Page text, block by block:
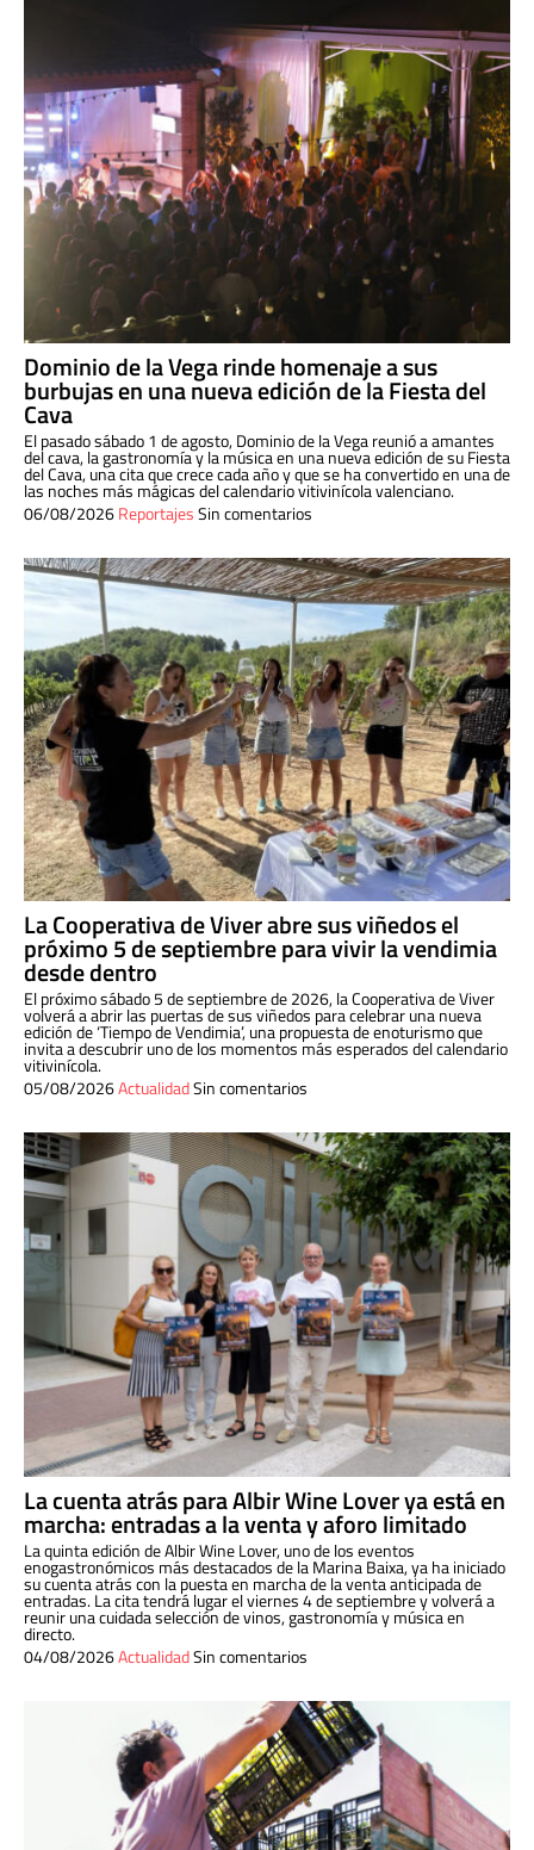
Dominio de la Vega rinde homenaje a sus
burbujas en una nueva edición de la Fiesta del
Cava
El pasado sábado 1 de agosto, Dominio de la Vega reunió a amantes
del cava, la gastronomía y la música en una nueva edición de su Fiesta
del Cava, una cita que crece cada año y que se ha convertido en una de
las noches más mágicas del calendario vitivinícola valenciano.
06/08/2026ReportajesSin comentarios
La Cooperativa de Viver abre sus viñedos el
próximo 5 de septiembre para vivir la vendimia
desde dentro
El próximo sábado 5 de septiembre de 2026, la Cooperativa de Viver
volverá a abrir las puertas de sus viñedos para celebrar una nueva
edición de ‘Tiempo de Vendimia’, una propuesta de enoturismo que
invita a descubrir uno de los momentos más esperados del calendario
vitivinícola.
05/08/2026ActualidadSin comentarios
La cuenta atrás para Albir Wine Lover ya está en
marcha: entradas a la venta y aforo limitado
La quinta edición de Albir Wine Lover, uno de los eventos
enogastronómicos más destacados de la Marina Baixa, ya ha iniciado
su cuenta atrás con la puesta en marcha de la venta anticipada de
entradas. La cita tendrá lugar el viernes 4 de septiembre y volverá a
reunir una cuidada selección de vinos, gastronomía y música en
directo.
04/08/2026ActualidadSin comentarios